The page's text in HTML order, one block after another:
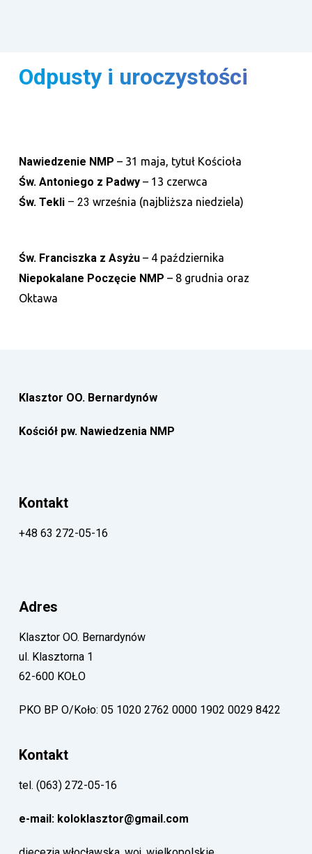
Odpusty i uroczystości
Nawiedzenie NMP – 31 maja, tytuł Kościoła
Św. Antoniego z Padwy –13 czerwca
Św. Tekli – 23 września (najbliższa niedziela)
Św. Franciszka z Asyżu –4 października
Niepokalane Poczęcie NMP –8 grudnia oraz
Oktawa
Klasztor OO. Bernardynów
Kościół pw. Nawiedzenia NMP
Kontakt
+48 63 272-05-16
Adres
Klasztor OO. Bernardynów
ul. Klasztorna 1
62-600 KOŁO
PKO BP O/Koło: 05 1020 2762 0000 1902 0029 8422
Kontakt
tel. (063) 272-05-16
e-mail: koloklasztor@gmail.com